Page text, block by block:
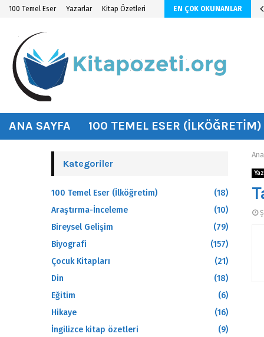
100 Temel Eser Yazarlar Kitap Özetleri EN ÇOK OKUNANLAR
ÖZETİ
ANA SAYFA 100 TEMEL ESER (İLKÖĞRETIM)
Kategoriler
100 Temel Eser (İlköğretim)
(18)
Araştırma-İnceleme
(10)
Bireysel Gelişim
(79)
Biyografi
(157)
Çocuk Kitapları
(21)
Din
(18)
Eğitim
(6)
Hikaye
(16)
İngilizce kitap özetleri
(9)